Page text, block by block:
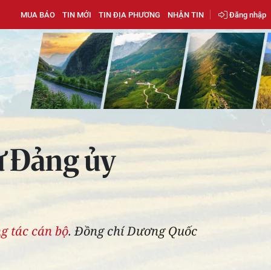
MUA BÁO TIN MỚI TIN ĐỊA PHƯƠNG NHẬN TIN Đăng nhập
Đảng ủy
tác cán bộ. Đồng chí Dương Quốc